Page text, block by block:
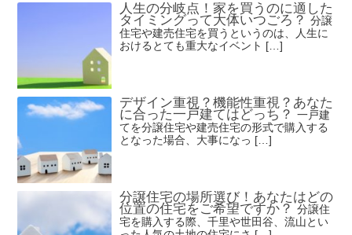
人生の分岐点！家を買うのに適した
タイミングって大体いつごろ？ 分譲
住宅や建売住宅を買うというのは、人生に
おけるとても重大なイベント […]
デザイン重視？機能性重視？あなた
に合った一戸建てはどっち？ 一戸建
てを分譲住宅や建売住宅の形式で購入する
となった場合、大事になっ […]
分譲住宅の場所選び！あなたはどの
位置の住宅をご希望ですか？ 分譲住
宅を購入する際、千里や世田谷、流山とい